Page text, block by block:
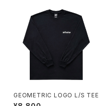
GEOMETRIC LOGO L/S TEE